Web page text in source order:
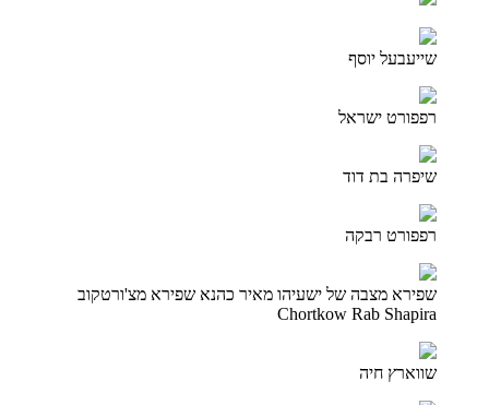
שייעבעל יוסף
רפפורט ישראל
שיפרה בת דוד
רפפורט רבקה
שפירא מצבה של ישעיהו מאיר כהנא שפירא מצ'ורטקוב
Chortkow Rab Shapira
שווארץ חיה